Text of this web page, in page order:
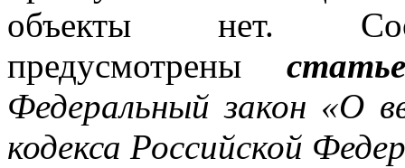
объекты нет.
предусмотрены
Федеральный закон «О
кодекса Российской